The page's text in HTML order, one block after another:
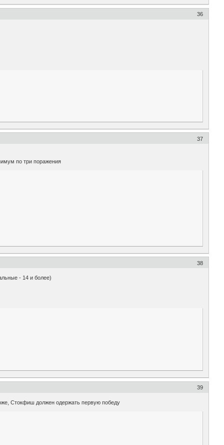
36
37
по три поражения
38
- 14 и более)
39
Стокфиш должен одержать первую победу